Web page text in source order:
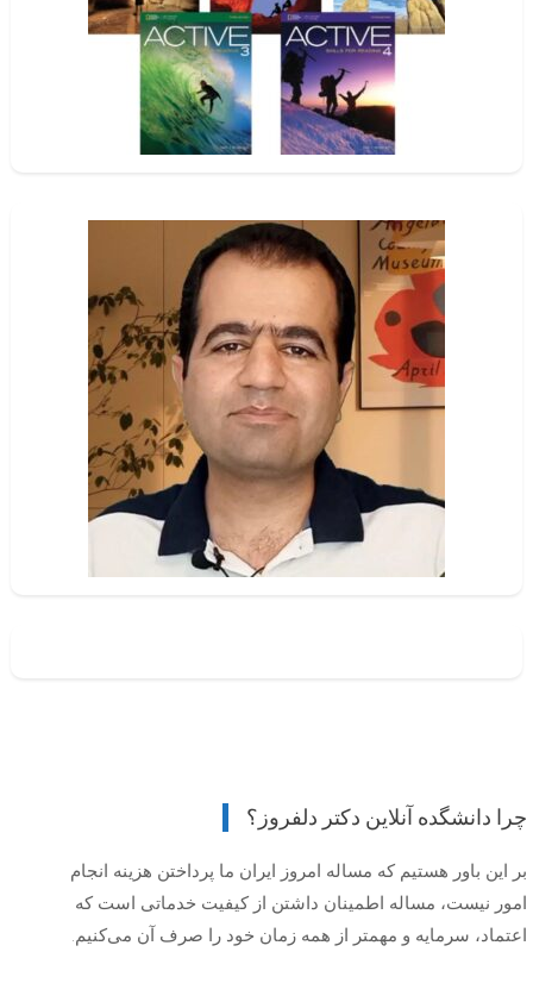
چرا دانشگده آنلاین دکتر دلفروز؟
بر این باور هستیم که مساله امروز ایران ما پرداختن هزینه انجام
امور نیست، مساله اطمینان داشتن از کیفیت خدماتی است که
اعتماد، سرمایه و مهمتر از همه زمان خود را صرف آن می‌کنیم.